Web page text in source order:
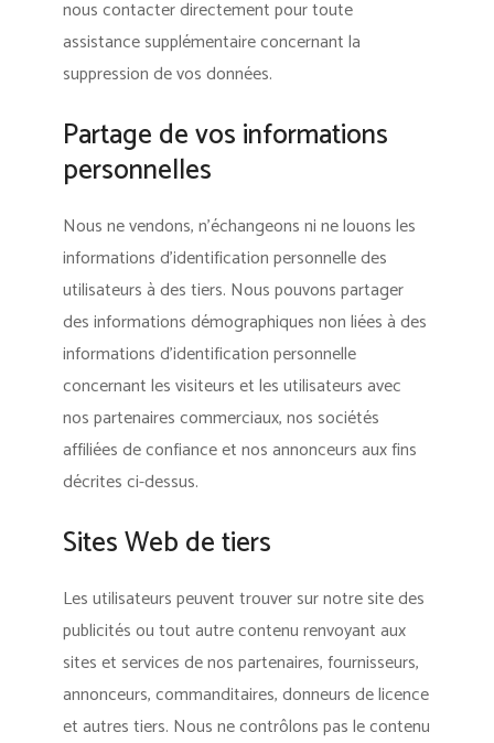
nous contacter directement pour toute
assistance supplémentaire concernant la
suppression de vos données.
Partage de vos informations
personnelles
Nous ne vendons, n’échangeons ni ne louons les
informations d’identification personnelle des
utilisateurs à des tiers. Nous pouvons partager
des informations démographiques non liées à des
informations d’identification personnelle
concernant les visiteurs et les utilisateurs avec
nos partenaires commerciaux, nos sociétés
affiliées de confiance et nos annonceurs aux fins
décrites ci-dessus.
Sites Web de tiers
Les utilisateurs peuvent trouver sur notre site des
publicités ou tout autre contenu renvoyant aux
sites et services de nos partenaires, fournisseurs,
annonceurs, commanditaires, donneurs de licence
et autres tiers. Nous ne contrôlons pas le contenu